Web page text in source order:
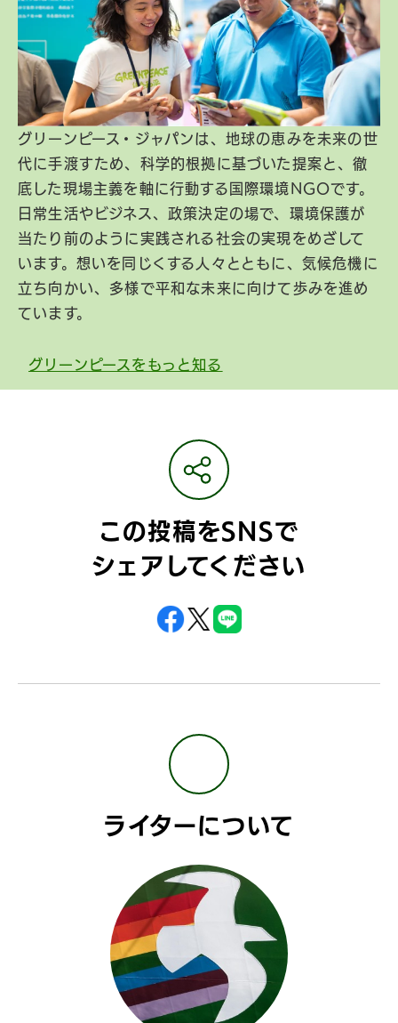
グリーンピース・ジャパンは、地球の恵みを未来の世
代に手渡すため、科学的根拠に基づいた提案と、徹
底した現場主義を軸に行動する国際環境NGOです。
日常生活やビジネス、政策決定の場で、環境保護が
当たり前のように実践される社会の実現をめざして
います。想いを同じくする人々とともに、気候危機に
立ち向かい、多様で平和な未来に向けて歩みを進め
ています。
グリーンピースをもっと知る
この投稿をSNSで
シェアしてください
ライターについて